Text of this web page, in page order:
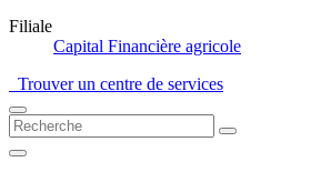
Filiale
Capital Financière agricole
Trouver un centre de services